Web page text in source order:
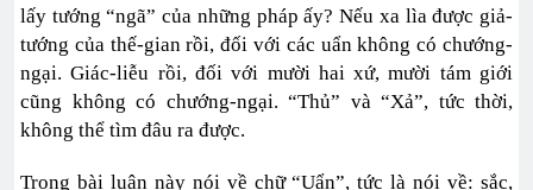
lấy tướng “ngã” của những pháp ấy? Nếu xa lìa được giả-
tướng của thế-gian rồi, đối với các uẩn không có chướng-
ngại. Giác-liễu rồi, đối với mười hai xứ, mười tám giới
cũng không có chướng-ngại. “Thủ” và “Xả”, tức thời,
không thể tìm đâu ra được.
Trong bài luận này nói về chữ “Uẩn”, tức là nói về: sắc,